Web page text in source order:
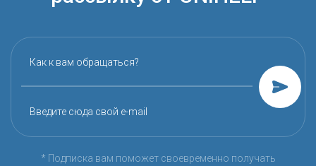
Как к вам обращаться?
Введите сюда свой e-mail
* Подписка вам поможет своевременно получать